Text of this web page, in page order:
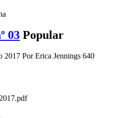
03 Popular
2017 PorErica Jennings 640